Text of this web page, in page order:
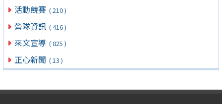
活動競賽 ( 210 )
營隊資訊 ( 416 )
來文宣導 ( 825 )
正心新聞 ( 13 )